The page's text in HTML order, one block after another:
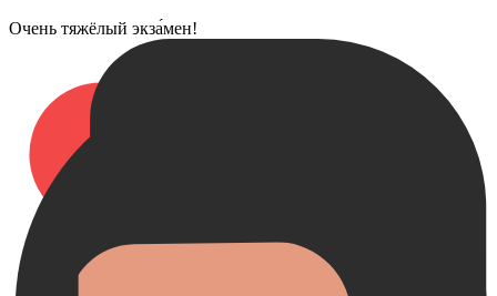
Очень тяжёлый экза́мен!